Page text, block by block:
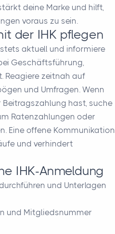
deine Marke und hilft,
voraus zu sein.
der IHK pflegen
aktuell und informiere
Geschäftsführung,
Reagiere zeitnah auf
und Umfragen. Wenn
hast, suche
Ratenzahlungen oder
Eine offene Kommunikation
und verhindert
IHK-Anmeldung
und Unterlagen
und Mitgliedsnummer